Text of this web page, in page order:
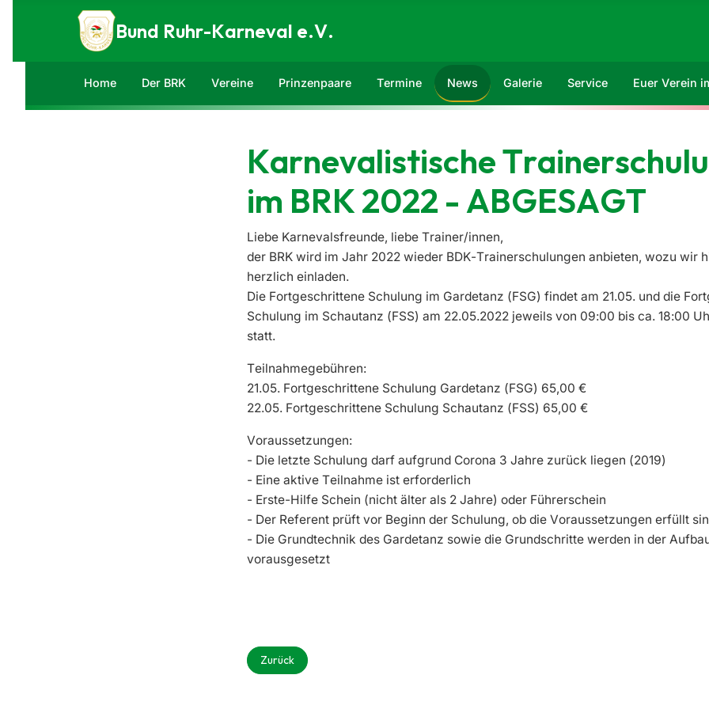
Zum Inhalt springen
Bund Ruhr-Karneval e.V.
Home Der BRK Vereine Prinzenpaare Termine News Galerie Service Euer Verein
Karnevalistische
im BRK 2022 - ABGESAGT
Liebe Karnevalsfreunde, liebe Trainer/innen,
der BRK wird im Jahr 2022 wieder BDK-Trainerschulungen anbieten, wozu wir
herzlich einladen.
Die Fortgeschrittene Schulung im Gardetanz (FSG) findet am 21.05. und die
Schulung im Schautanz (FSS) am 22.05.2022 jeweils von 09:00 bis ca. 18:00
statt.
Teilnahmegebühren:
21.05. Fortgeschrittene Schulung Gardetanz (FSG) 65,00 €
22.05. Fortgeschrittene Schulung Schautanz (FSS) 65,00 €
Voraussetzungen:
- Die letzte Schulung darf aufgrund Corona 3 Jahre zurück liegen (2019)
- Eine aktive Teilnahme ist erforderlich
- Erste-Hilfe Schein (nicht älter als 2 Jahre) oder Führerschein
- Der Referent prüft vor Beginn der Schulung, ob die Voraussetzungen erfüllt
- Die Grundtechnik des Gardetanz sowie die Grundschritte werden in der
vorausgesetzt
Vorheriger Beitrag: BRK-Sommerfest am 03. Juli 2022
Zurück